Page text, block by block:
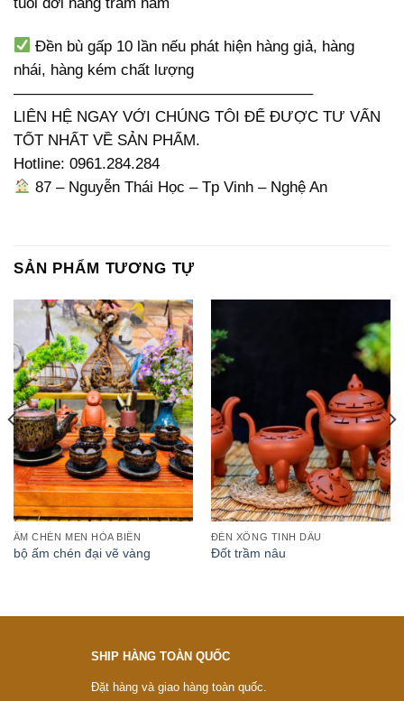
Đền bù gấp 10 lần nếu phát hiện hàng giả, hàng
nhái, hàng kém chất lượng
———————————————————–
LIÊN HỆ NGAY VỚI CHÚNG TÔI ĐỂ ĐƯỢC TƯ VẤN
TỐT NHẤT VỀ SẢN PHẨM.
Hotline: 0961.284.284
87 – Nguyễn Thái Học – Tp Vinh – Nghệ An
SẢN PHẨM TƯƠNG TỰ
ẤM CHÉN MEN HỎA BIẾN
bộ ấm chén đại vẽ vàng
ĐÈN XÔNG TINH DẦU
Đốt trầm nâu
SHIP HÀNG TOÀN QUỐC
Đặt hàng và giao hàng toàn quốc.